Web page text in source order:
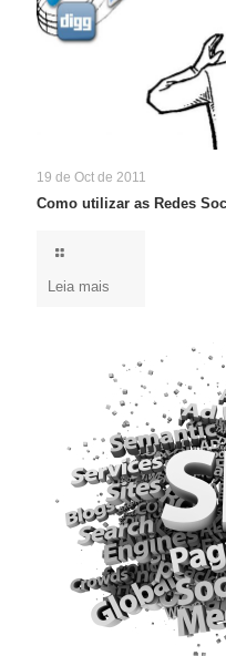
19 de Oct de 2011
Como utilizar as Redes
Leia mais